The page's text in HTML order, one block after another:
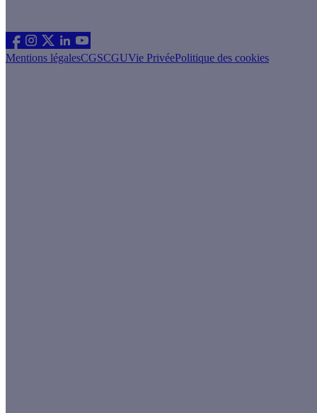
Mentions légalesCGSCGUVie PrivéePolitique des cookies